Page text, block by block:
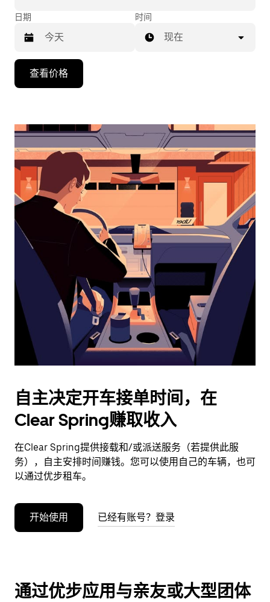
日期
向
头
浏
日
并
期。
按
退
闭
日
历。
时间
现在
查看价格
自主决定开车接单时间，在
Clear Spring赚取收入
在Clear Spring提供接载和/或派送服务（若提供此服
务），自主安排时间赚钱。您可以使用自己的车辆，也可
以通过优步租车。
开始使用 已经有账号？登录
通过优步应用与亲友或大型团体